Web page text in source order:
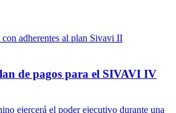
de pagos para el SIVAVI IV